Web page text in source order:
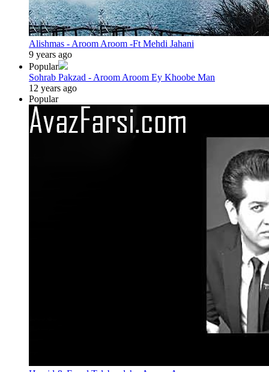
Alishmas - Aroom Aroom -Ft Mehdi Jahani
9 years ago
Popular
Sohrab Pakzad - Aroom Aroom Ey Khoobe Man
12 years ago
Popular